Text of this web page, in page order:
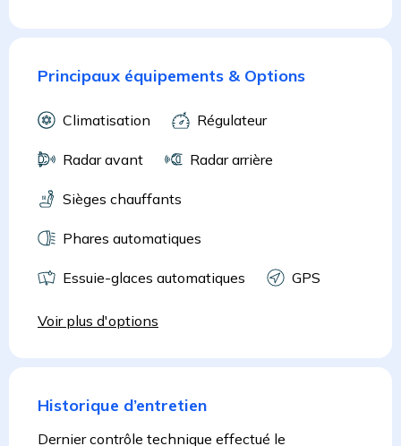
Principaux équipements & Options
Climatisation Régulateur
Radar avant Radar arrière
Sièges chauffants
Phares automatiques
Essuie-glaces automatiques GPS
Voir plus d'options
Historique d’entretien
Dernier contrôle technique effectué le